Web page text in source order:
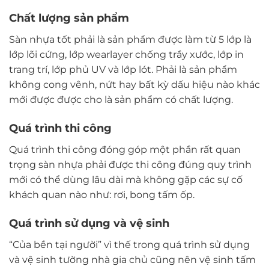
Chất lượng sản phẩm
Sàn nhựa tốt phải là sản phẩm được làm từ 5 lớp là
lớp lõi cứng, lớp wearlayer chống trầy xước, lớp in
trang trí, lớp phủ UV và lớp lót. Phải là sản phẩm
không cong vênh, nứt hay bất kỳ dấu hiệu nào khác
mới được được cho là sản phẩm có chất lượng.
Quá trình thi công
Quá trình thi công đóng góp một phần rất quan
trọng sàn nhựa phải được thi công đúng quy trình
mới có thể dùng lâu dài mà không gặp các sự cố
khách quan nào như: rơi, bong tấm ốp.
Quá trình sử dụng và vệ sinh
“Của bền tại người” vì thế trong quá trình sử dụng
và vệ sinh tường nhà gia chủ cũng nên vệ sinh tấm